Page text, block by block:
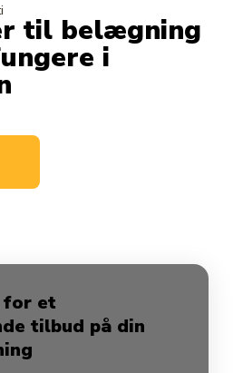
til belægning
i
for et
tilbud på din